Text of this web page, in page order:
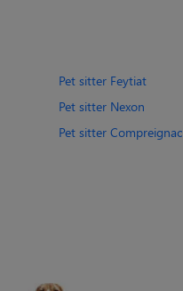
Pet sitter Feytiat
Pet sitter Nexon
Pet sitter Compreignac